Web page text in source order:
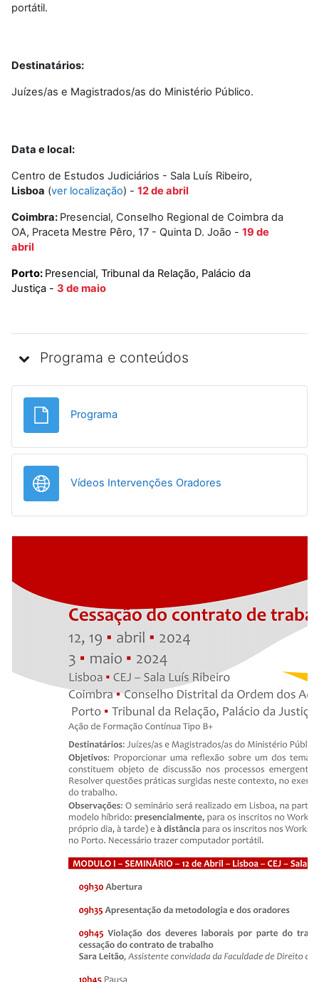
portátil.
Destinatários:
Juízes/as e Magistrados/as do Ministério Público.
Data e local:
Centro de Estudos Judiciários - Sala Luís Ribeiro,
Lisboa (ver localização) - 12 de abril
Coimbra: Presencial, Conselho Regional de Coimbra da
OA, Praceta Mestre Pêro, 17 - Quinta D. João - 19 de
abril
Porto: Presencial, Tribunal da Relação, Palácio da
Justiça - 3 de maio
Programa e conteúdos
ProgramaFicheiro
Vídeos Intervenções Oradores